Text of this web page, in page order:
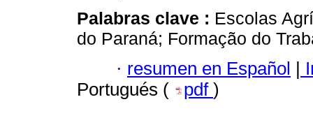
Palabras clave : Escolas
do Paraná; Formação do
· resumen en Español |
Portugués (
pdf )